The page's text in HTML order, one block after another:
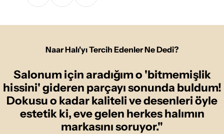
Naar Halı'yı Tercih Edenler Ne Dedi?
Salonum için aradığım o 'bitmemişlik
hissini' gideren parçayı sonunda buldum!
Dokusu o kadar kaliteli ve desenleri öyle
estetik ki, eve gelen herkes halımın
markasını soruyor."